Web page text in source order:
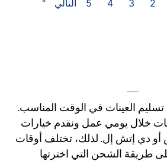
2
3
4
5
العينات في الوقت المناسب.
خلال يومي عمل ونقدم خيارات
دي إتش إل. لذلك، تختلف أوقات